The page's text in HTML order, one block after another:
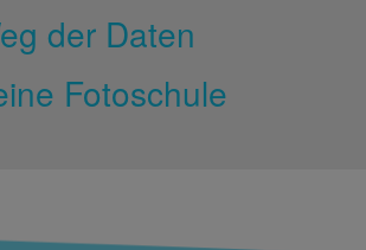
der Daten
Fotoschule